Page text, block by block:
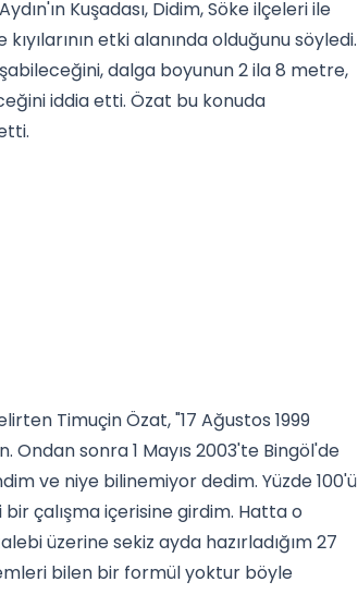
Kuşadası, Didim, Söke ilçeleri ile
etki alanında olduğunu söyledi.
dalga boyunun 2 ila 8 metre,
iddia etti. Özat bu konuda
Timuçin Özat, "17 Ağustos 1999
sonra 1 Mayıs 2003'te Bingöl'de
ve niye bilinemiyor dedim. Yüzde 100'ü
çalışma içerisine girdim. Hatta o
üzerine sekiz ayda hazırladığım 27
bilen bir formül yoktur böyle